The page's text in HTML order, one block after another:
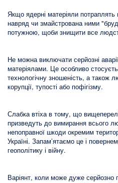
Якщо ядерні матеріяли
навряд чи змайстрована ними
потужною, щоби знищити все
Не можна виключати серйозні
матеріялами. Це особливо
технологічну зношеність, а також
корупції, тупості або пофігізму.
Слабка втіха в тому, що
призведуть до вимирання всього
непоправної шкоди окремим
Україні. Запам’ятаємо це і
геополітику і війну.
Варіянт, коли може дуже